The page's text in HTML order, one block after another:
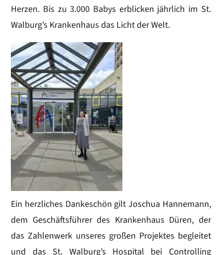
Herzen. Bis zu 3.000 Babys erblicken jährlich im St.
Walburg’s Krankenhaus das Licht der Welt.
Ein herzliches Dankeschön gilt Joschua Hannemann,
dem Geschäftsführer des Krankenhaus Düren, der
das Zahlenwerk unseres großen Projektes begleitet
und das St. Walburg’s Hospital bei Controlling